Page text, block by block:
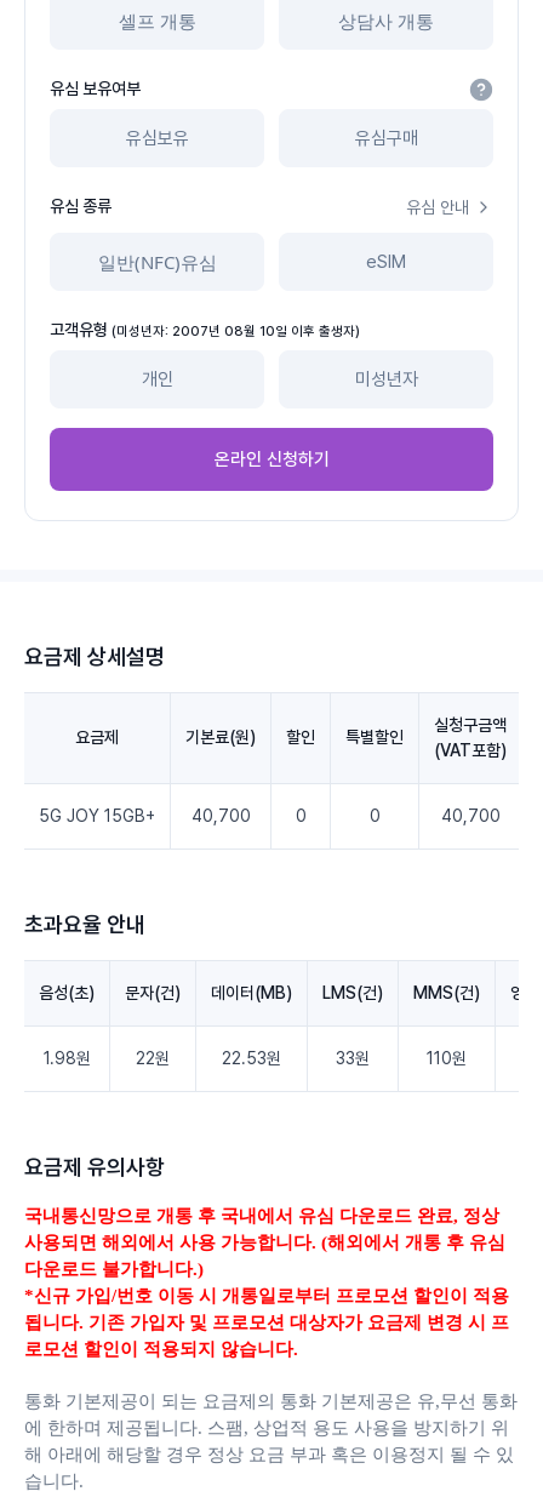
셀프 개통 상담사 개통
유심 보유여부
유심보유 유심구매
유심 종류 유심 안내
일반(NFC)유심 eSIM
고객유형 (미성년자: 2007년 08월 10일 이후 출생자)
개인 미성년자
온라인 신청하기
요금제 상세설명
요금제 기본료(원) 할인 특별할인
실청구금액
(VAT포함)
5G JOY 15GB+ 40,700 0 0 40,700
초과요율 안내
음성(초) 문자(건) 데이터(MB) LMS(건) MMS(건) 영
1.98원 22원 22.53원 33원 110원
요금제 유의사항
국내통신망으로 개통 후 국내에서 유심 다운로드 완료, 정상
사용되면 해외에서 사용 가능합니다. (해외에서 개통 후 유심
다운로드 불가합니다.)
*신규 가입/번호 이동 시 개통일로부터 프로모션 할인이 적용
됩니다. 기존 가입자 및 프로모션 대상자가 요금제 변경 시 프
로모션 할인이 적용되지 않습니다.
통화 기본제공이 되는 요금제의 통화 기본제공은 유,무선 통화
에 한하며 제공됩니다. 스팸, 상업적 용도 사용을 방지하기 위
해 아래에 해당할 경우 정상 요금 부과 혹은 이용정지 될 수 있
습니다.